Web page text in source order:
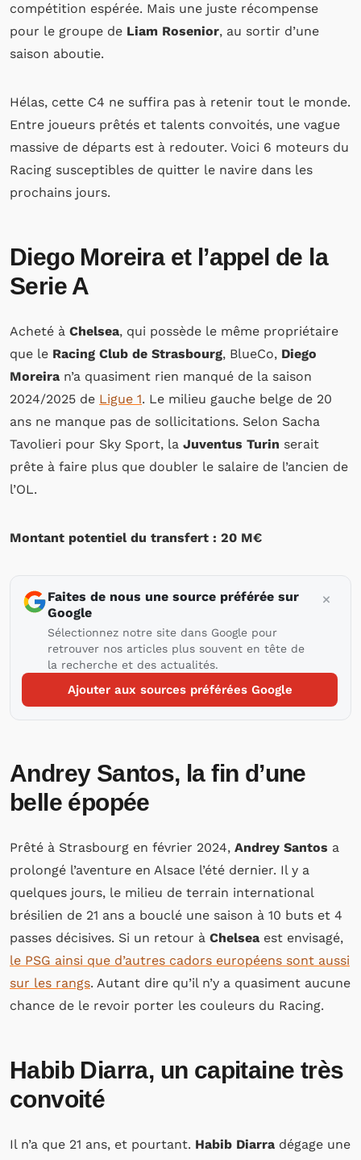
compétition espérée. Mais une juste récompense
pour le groupe de Liam Rosenior, au sortir d’une
saison aboutie.
Hélas, cette C4 ne suffira pas à retenir tout le monde.
Entre joueurs prêtés et talents convoités, une vague
massive de départs est à redouter. Voici 6 moteurs du
Racing susceptibles de quitter le navire dans les
prochains jours.
Diego Moreira et l’appel de la
Serie A
Acheté à Chelsea, qui possède le même propriétaire
que le Racing Club de Strasbourg, BlueCo, Diego
Moreira n’a quasiment rien manqué de la saison
2024/2025 de Ligue 1. Le milieu gauche belge de 20
ans ne manque pas de sollicitations. Selon Sacha
Tavolieri pour Sky Sport, la Juventus Turin serait
prête à faire plus que doubler le salaire de l’ancien de
l’OL.
Montant potentiel du transfert : 20 M€
Faites de nous une source préférée sur
Google
Sélectionnez notre site dans Google pour
retrouver nos articles plus souvent en tête de
la recherche et des actualités.
Ajouter aux sources préférées Google
Andrey Santos, la fin d’une
belle épopée
Prêté à Strasbourg en février 2024, Andrey Santos a
prolongé l’aventure en Alsace l’été dernier. Il y a
quelques jours, le milieu de terrain international
brésilien de 21 ans a bouclé une saison à 10 buts et 4
passes décisives. Si un retour à Chelsea est envisagé,
le PSG ainsi que d’autres cadors européens sont aussi
sur les rangs. Autant dire qu’il n’y a quasiment aucune
chance de le revoir porter les couleurs du Racing.
Habib Diarra, un capitaine très
convoité
Il n’a que 21 ans, et pourtant. Habib Diarra dégage une